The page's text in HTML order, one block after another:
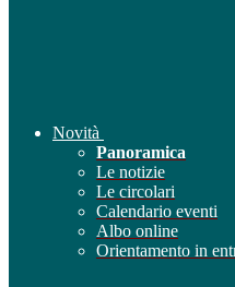
Novità
Panoramica
Le notizie
Le circolari
Calendario eventi
Albo online
Orientamento in